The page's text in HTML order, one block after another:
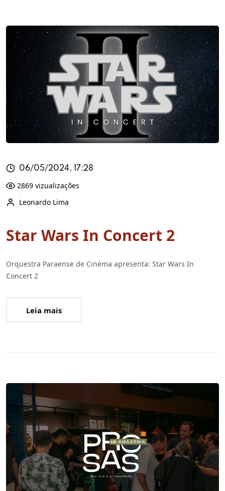
06/05/2024, 17:28
2869 vizualizações
Leonardo Lima
Star Wars In Concert 2
Orquestra Paraense de Cinema apresenta: Star Wars In
Concert 2
Leia mais